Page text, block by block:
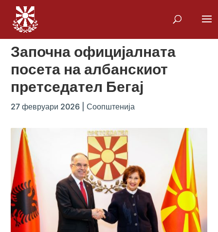
Започна официјалната
посета на албанскиот
претседател Бегај
27 февруари 2026 |Соопштенија